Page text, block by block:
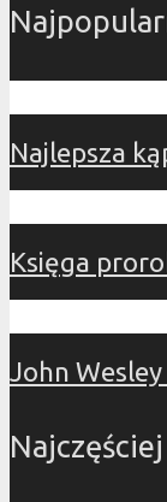
Najlepsza
Księga
John